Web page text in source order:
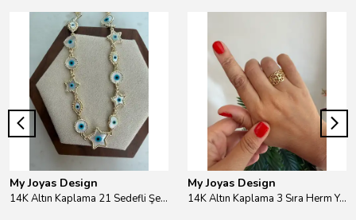
My Joyas Design
14K Altın Kaplama 21 Sedefli Şekiller Kolye 46cm
My Joyas Design
14K Altın Kaplama 3 Sıra Herm Yüzük Gold